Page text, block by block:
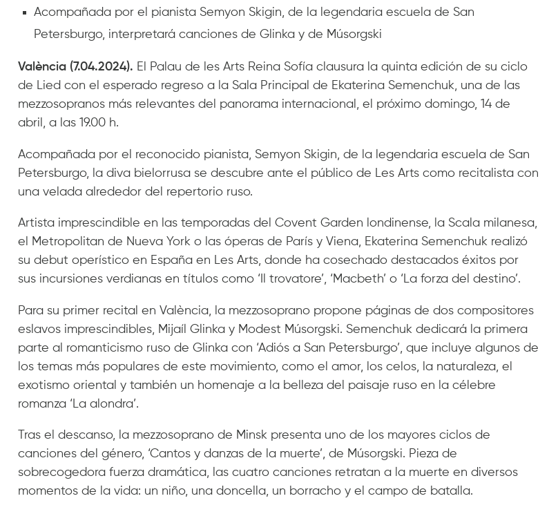
Acompañada por el pianista Semyon Skigin, de la legendaria escuela de San
Petersburgo, interpretará canciones de Glinka y de Músorgski
València (7.04.2024). El Palau de les Arts Reina Sofía clausura la quinta edición de su ciclo
de Lied con el esperado regreso a la Sala Principal de Ekaterina Semenchuk, una de las
mezzosopranos más relevantes del panorama internacional, el próximo domingo, 14 de
abril, a las 19.00 h.
Acompañada por el reconocido pianista, Semyon Skigin, de la legendaria escuela de San
Petersburgo, la diva bielorrusa se descubre ante el público de Les Arts como recitalista con
una velada alrededor del repertorio ruso.
Artista imprescindible en las temporadas del Covent Garden londinense, la Scala milanesa,
el Metropolitan de Nueva York o las óperas de París y Viena, Ekaterina Semenchuk realizó
su debut operístico en España en Les Arts, donde ha cosechado destacados éxitos por
sus incursiones verdianas en títulos como ‘Il trovatore’, ‘Macbeth’ o ‘La forza del destino’.
Para su primer recital en València, la mezzosoprano propone páginas de dos compositores
eslavos imprescindibles, Mijaíl Glinka y Modest Músorgski. Semenchuk dedicará la primera
parte al romanticismo ruso de Glinka con ‘Adiós a San Petersburgo’, que incluye algunos de
los temas más populares de este movimiento, como el amor, los celos, la naturaleza, el
exotismo oriental y también un homenaje a la belleza del paisaje ruso en la célebre
romanza ‘La alondra’.
Tras el descanso, la mezzosoprano de Minsk presenta uno de los mayores ciclos de
canciones del género, ‘Cantos y danzas de la muerte’, de Músorgski. Pieza de
sobrecogedora fuerza dramática, las cuatro canciones retratan a la muerte en diversos
momentos de la vida: un niño, una doncella, un borracho y el campo de batalla.